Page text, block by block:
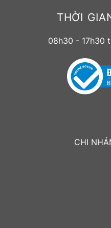
THỜI
08h30 - 17h30
CHI